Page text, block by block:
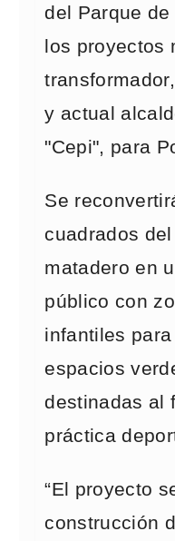
del Parque
los proyectos
y actual
"Cepi", para
Se
cuadrados
matadero en
público con
infantiles
espacios
destinadas al
práctica
“El proyecto
construcción